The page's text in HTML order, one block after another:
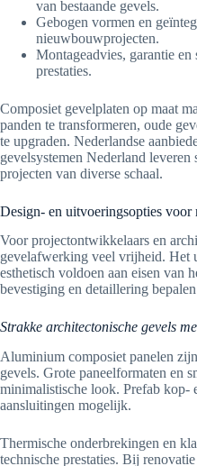
van bestaande gevels.
Gebogen vormen en
nieuwbouwprojecten.
Montageadvies, garantie
prestaties.
Composiet gevelplaten op maat
panden te transformeren, oude
te upgraden. Nederlandse
gevelsystemen Nederland
projecten van diverse schaal.
Design- en uitvoeringsopties
Voor projectontwikkelaars en
gevelafwerking veel vrijheid. Het
esthetisch voldoen aan eisen van
bevestiging en detaillering
Strakke architectonische gevels
Aluminium composiet panelen
gevels. Grote paneelformaten en
minimalistische look. Prefab kop-
aansluitingen mogelijk.
Thermische onderbrekingen en
technische prestaties. Bij